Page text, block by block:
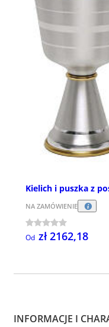
Kielich i puszka z
NA ZAMÓWIENIE
Od zł 2162,18
INFORMACJE I